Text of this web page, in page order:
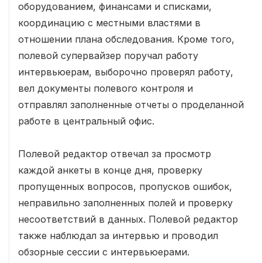
оборудованием, финансами и списками,
координацию с местными властями в
отношении плана обследования. Кроме того,
полевой супервайзер поручал работу
интервьюерам, выборочно проверял работу,
вел документы полевого контроля и
отправлял заполненные отчеты о проделанной
работе в центральный офис.
Полевой редактор отвечал за просмотр
каждой анкеты в конце дня, проверку
пропущенных вопросов, пропусков ошибок,
неправильно заполненных полей и проверку
несоответствий в данных. Полевой редактор
также наблюдал за интервью и проводил
обзорные сессии с интервьюерами.